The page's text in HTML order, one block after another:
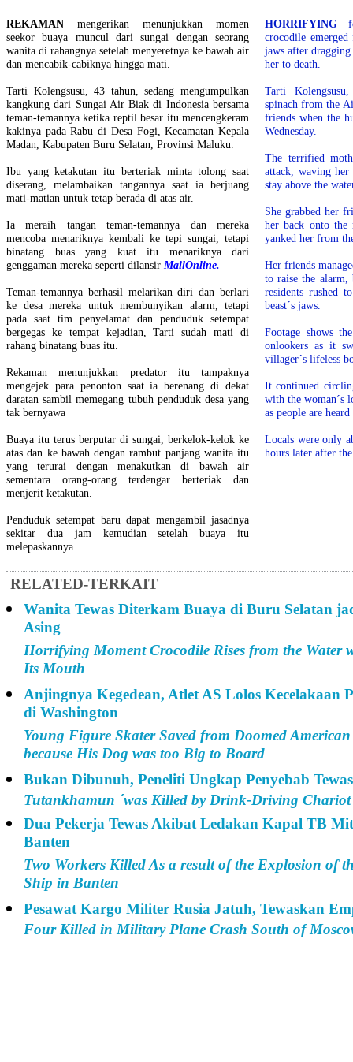
REKAMAN mengerikan menunjukkan momen
seekor buaya muncul dari sungai dengan seorang
wanita di rahangnya setelah menyeretnya ke bawah air
dan mencabik-cabiknya hingga mati.
Tarti Kolengsusu, 43 tahun, sedang mengumpulkan
kangkung dari Sungai Air Biak di Indonesia bersama
teman-temannya ketika reptil besar itu mencengkeram
kakinya pada Rabu di Desa Fogi, Kecamatan Kepala
Madan, Kabupaten Buru Selatan, Provinsi Maluku.
Ibu yang ketakutan itu berteriak minta tolong saat
diserang, melambaikan tangannya saat ia berjuang
mati-matian untuk tetap berada di atas air.
Ia meraih tangan teman-temannya dan mereka
mencoba menariknya kembali ke tepi sungai, tetapi
binatang buas yang kuat itu menariknya dari
genggaman mereka seperti dilansir MailOnline.
Teman-temannya berhasil melarikan diri dan berlari
ke desa mereka untuk membunyikan alarm, tetapi
pada saat tim penyelamat dan penduduk setempat
bergegas ke tempat kejadian, Tarti sudah mati di
rahang binatang buas itu.
Rekaman menunjukkan predator itu tampaknya
mengejek para penonton saat ia berenang di dekat
daratan sambil memegang tubuh penduduk desa yang
tak bernyawa
Buaya itu terus berputar di sungai, berkelok-kelok ke
atas dan ke bawah dengan rambut panjang wanita itu
yang terurai dengan menakutkan di bawah air
sementara orang-orang terdengar berteriak dan
menjerit ketakutan.
Penduduk setempat baru dapat mengambil jasadnya
sekitar dua jam kemudian setelah buaya itu
melepaskannya.
HORRIFYING
crocodile
jaws after
her to death.
Tarti
spinach from the
friends when the
Wednesday.
The terrified
attack, waving her
stay above the
She grabbed her
her back onto the
yanked her from
Her friends
to raise the alarm,
residents rushed
beast´s jaws.
Footage shows
onlookers as it
villager´s lifeless
It continued
with the woman´s
as people are
Locals were only
hours later after
RELATED-TERKAIT
Wanita Tewas Diterkam Buaya di Buru Selatan
Asing
Horrifying Moment Crocodile Rises from the Water
Its Mouth
Anjingnya Kegedean, Atlet AS Lolos Kecelakaan
di Washington
Young Figure Skater Saved from Doomed
because His Dog was too Big to Board
Bukan Dibunuh, Peneliti Ungkap Penyebab
Tutankhamun ´was Killed by Drink-Driving
Dua Pekerja Tewas Akibat Ledakan Kapal TB
Banten
Two Workers Killed As a result of the Explosion of
Ship in Banten
Pesawat Kargo Militer Rusia Jatuh, Tewaskan
Four Killed in Military Plane Crash South of